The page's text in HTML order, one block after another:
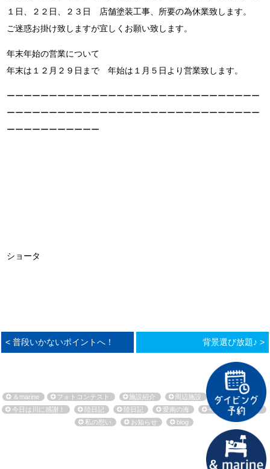
１日、２２日、２３日 店舗塗装工事、所要の為休業致します。
ご迷惑お掛け致しますが宜しくお願い致します。
年末年始の営業について
年末は１２月２９日まで 年始は１月５日より営業致します。
ーーーーーーーーーーーーーーーーーーーーーーーーーーーーーー
ーーーーーーーーーーーーーーーーーーーーーーーーーーーーーー
ーーーーーーーーーーー
ショータ
< 普段いかないポイントへ！ 背景選び放題♪ >
＆marine フォトコンテスト 施設紹介 周辺施設
環境保全活動
今日は川に感謝！
陸日記 陸日記 愛南の海
今日も海に感謝！
私の想い
お知らせ blog